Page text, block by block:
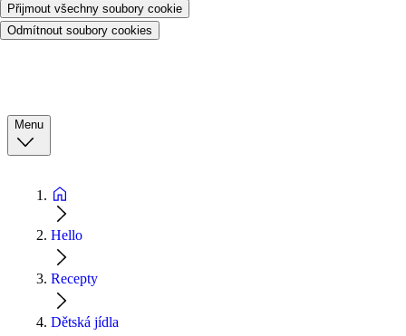
Přijmout všechny soubory cookie
Odmítnout soubory cookies
Menu
Hello
Recepty
Dětská jídla